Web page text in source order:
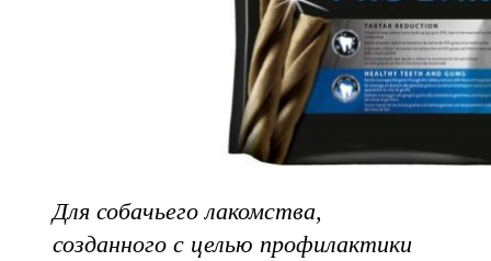
Для собачьего лакомства,
созданного с целью профилактики